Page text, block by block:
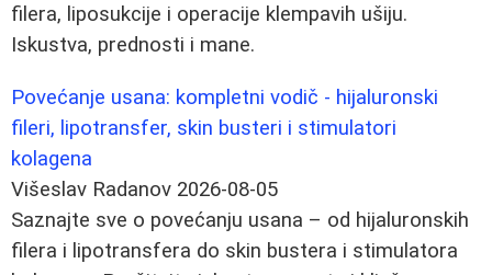
filera, liposukcije i operacije klempavih ušiju.
Iskustva, prednosti i mane.
Povećanje usana: kompletni vodič - hijaluronski
fileri, lipotransfer, skin busteri i stimulatori
kolagena
Višeslav Radanov 2026-08-05
Saznajte sve o povećanju usana – od hijaluronskih
filera i lipotransfera do skin bustera i stimulatora